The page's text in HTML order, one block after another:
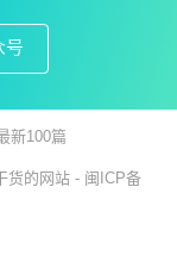
号
新100篇
货的网站 - 闽ICP备